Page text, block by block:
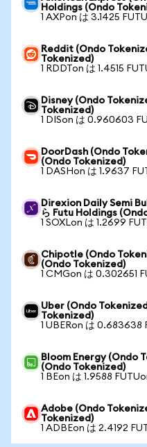
Holdings (Ondo
1 AXPon は 3.1425
Reddit (Ondo
Tokenized)
1 RDDTon は 1.4515
Disney (Ondo
Tokenized)
1 DISon は 0.960603
DoorDash (Ondo
(Ondo Tokenized)
1 DASHon は 1.9637
Direxion Daily Semi
ら Futu Holdings
1 SOXLon は 1.2699
Chipotle (Ondo
(Ondo Tokenized)
1 CMGon は 0.302651
Uber (Ondo
Tokenized)
1 UBERon は 0.683638
Bloom Energy (Ondo
(Ondo Tokenized)
1 BEon は 1.9588
Adobe (Ondo
Tokenized)
1 ADBEon は 2.4192